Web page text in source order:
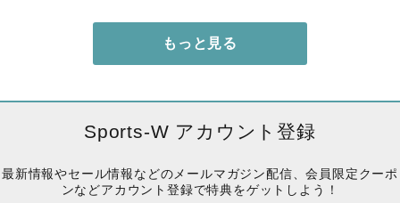
もっと見る
Sports-W アカウント登録
最新情報やセール情報などのメールマガジン配信、会員限定クーポ
ンなどアカウント登録で特典をゲットしよう！